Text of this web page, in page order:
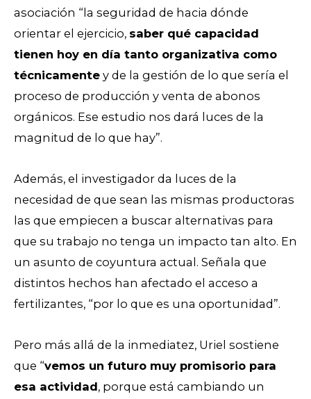
asociación “la seguridad de hacia dónde
orientar el ejercicio, saber qué capacidad
tienen hoy en día tanto organizativa como
técnicamente y de la gestión de lo que sería el
proceso de producción y venta de abonos
orgánicos. Ese estudio nos dará luces de la
magnitud de lo que hay”.
Además, el investigador da luces de la
necesidad de que sean las mismas productoras
las que empiecen a buscar alternativas para
que su trabajo no tenga un impacto tan alto. En
un asunto de coyuntura actual. Señala que
distintos hechos han afectado el acceso a
fertilizantes, “por lo que es una oportunidad”.
Pero más allá de la inmediatez, Uriel sostiene
que “vemos un futuro muy promisorio para
esa actividad, porque está cambiando un